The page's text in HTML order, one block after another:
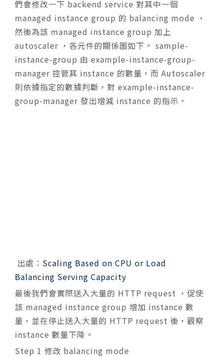
們會修改一下 backend service 對其中一個
managed instance group 的 balancing mode ，
然後為該 managed instance group 加上
autoscaler ，各元件的關係圖如下。 sample-
instance-group 由 example-instance-group-
manager 控管其 instance 的數量，而 Autoscaler
則依據指定的數據判斷，對 example-instance-
group-manager 發出增減 instance 的指示。
出處： Scaling Based on CPU or Load
Balancing Serving Capacity
最後我們會實際送入大量的 HTTP request ，促使
該 managed instance group 增加 instance 數
量，並在停止送入大量的 HTTP request 後，觀察
instance 數量下降。
Step 1 修改 balancing mode